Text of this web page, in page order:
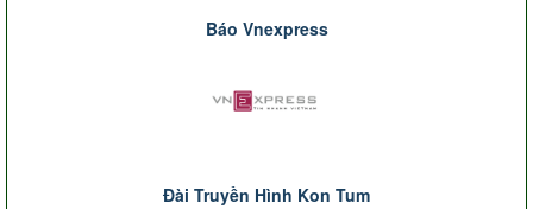
Báo Vnexpress
Đài Truyền Hình Kon Tum